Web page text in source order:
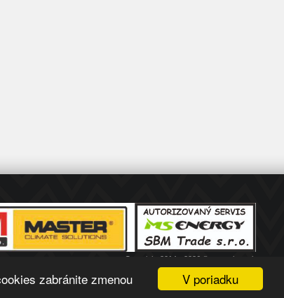
V poriadku
zabránite zmenou
Copyright 2014 - 2026 © www.sbmt.sk
Tvorba internetových obchodov - Atomer.sk